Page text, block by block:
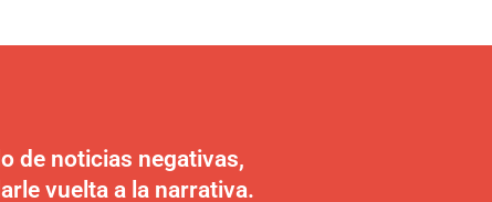
de noticias negativas,
vuelta a la narrativa.